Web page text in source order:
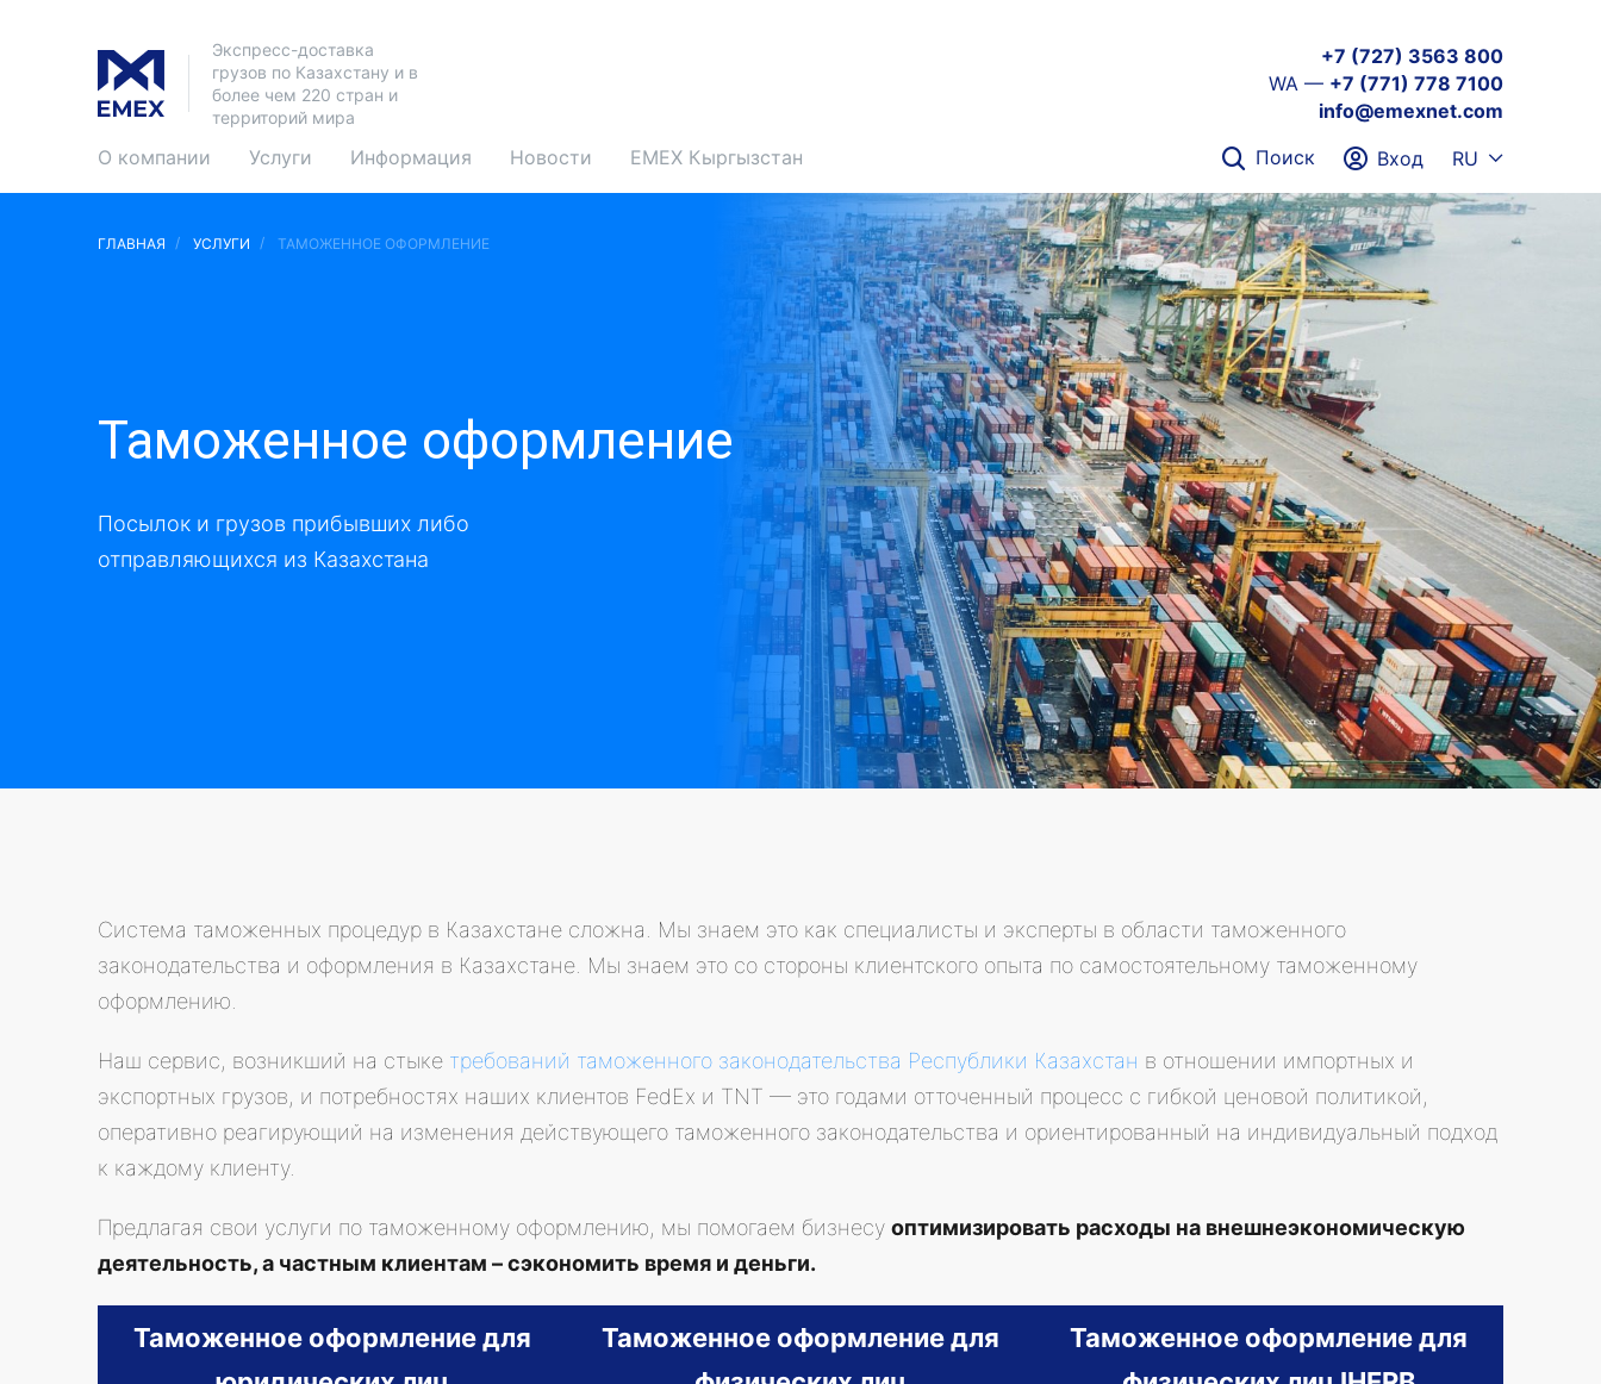
Экспресс-доставка
грузов по Казахстану и в
более чем 220 стран и
территорий мира
+7 (727) 3563 800
WA — +7 (771) 778 7100
info@emexnet.com
О компании
Услуги Информация Новости EMEX Кыргызстан Поиск Вход RU
ГЛАВНАЯ УСЛУГИ ТАМОЖЕННОЕ ОФОРМЛЕНИЕ
Таможенное оформление
Посылок и грузов прибывших либо
отправляющихся из Казахстана
Система таможенных процедур в Казахстане сложна. Мы знаем это как специалисты и эксперты в области таможенного
законодательства и оформления в Казахстане. Мы знаем это co стороны клиентского опыта по самостоятельному таможенному
оформлению.
Наш сервис, возникший на стыке требований таможенного законодательства Республики Казахстан в отношении импортных и
экспортных грузов, и потребностях наших клиентов FedEx и TNT — это годами отточенный процесс с гибкой ценовой политикой,
оперативно реагирующий на изменения действующего таможенного законодательства и ориентированный на индивидуальный подход
к каждому клиенту.
Предлагая свои услуги по таможенному оформлению, мы помогаем бизнесу оптимизировать расходы на внешнеэкономическую
деятельность, а частным клиентам – сэкономить время и деньги.
Таможенное оформление для
Таможенное оформление для
Таможенное оформление для